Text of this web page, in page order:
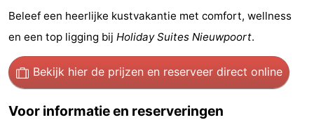
Natuur
Zwin
-
Heist
Zeebrugge
-
Blankenberge
-
Beleef een heerlijke kustvakantie met comfort, wellness
en een top ligging bij Holiday Suites Nieuwpoort.
Bekijk hier de prijzen en reserveer direct online
Voor informatie en reserveringen